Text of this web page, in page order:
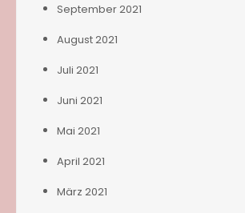
September 2021
August 2021
Juli 2021
Juni 2021
Mai 2021
April 2021
März 2021